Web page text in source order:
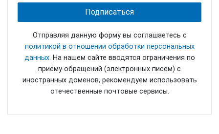
Отправляя данную форму вы соглашаетесь с
политикой в отношении обработки персональных
данных. На нашем сайте вводятся ограничения по
приёму обращений (электронных писем) с
иностранных доменов, рекомендуем использовать
отечественные почтовые сервисы.